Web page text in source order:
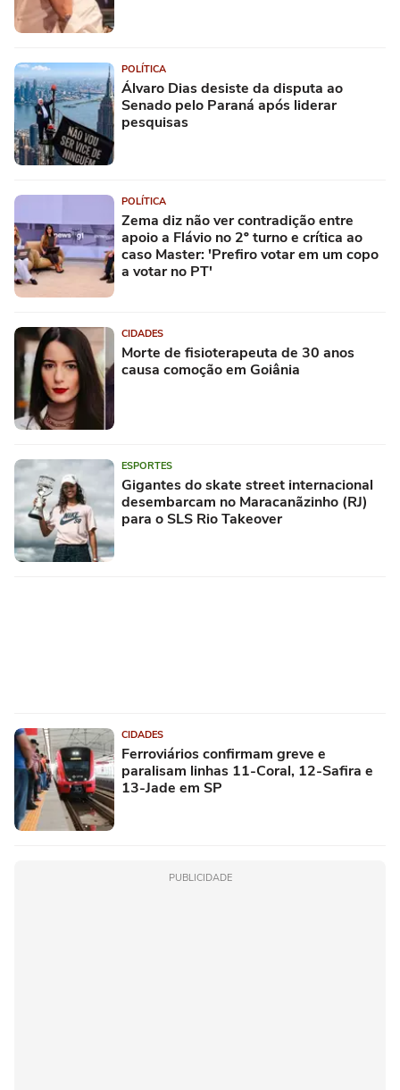
POLÍTICA
Álvaro Dias desiste da disputa ao
Senado pelo Paraná após liderar
pesquisas
POLÍTICA
Zema diz não ver contradição entre
apoio a Flávio no 2º turno e crítica ao
caso Master: 'Prefiro votar em um copo
a votar no PT'
CIDADES
Morte de fisioterapeuta de 30 anos
causa comoção em Goiânia
ESPORTES
Gigantes do skate street internacional
desembarcam no Maracanãzinho (RJ)
para o SLS Rio Takeover
CIDADES
Ferroviários confirmam greve e
paralisam linhas 11-Coral, 12-Safira e
13-Jade em SP
PUBLICIDADE